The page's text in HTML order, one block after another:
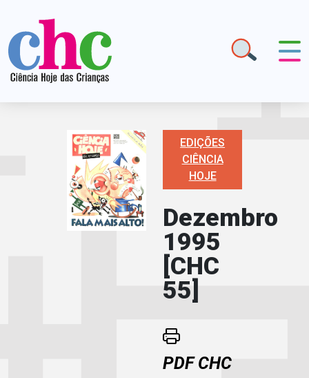
EDIÇÕES
CIÊNCIA
HOJE
Dezembro
1995
[CHC
55]
PDF CHC